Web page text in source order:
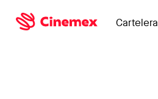
Cartelera